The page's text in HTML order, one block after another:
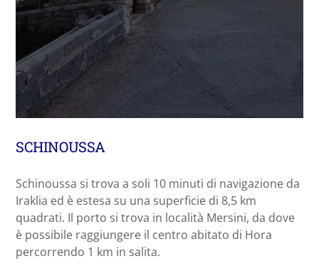
SCHINOUSSA
Schinoussa si trova a soli 10 minuti di navigazione da
Iraklia ed è estesa su una superficie di 8,5 km
quadrati. Il porto si trova in località Mersini, da dove
è possibile raggiungere il centro abitato di Hora
percorrendo 1 km in salita.